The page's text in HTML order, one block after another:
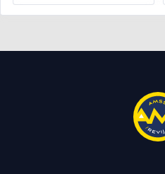
oblasti transporta